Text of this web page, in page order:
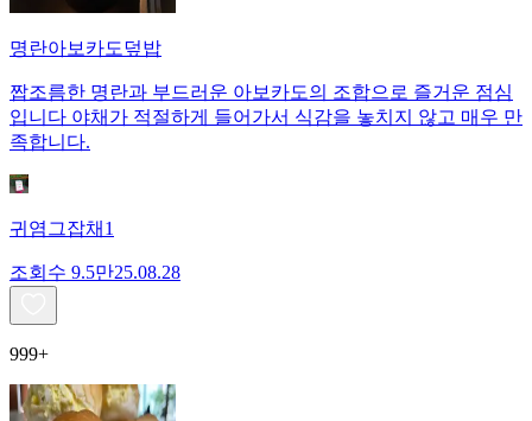
명란아보카도덮밥
짭조름한 명란과 부드러운 아보카도의 조합으로 즐거운 점심
입니다 야채가 적절하게 들어가서 식감을 놓치지 않고 매우 만
족합니다.
귀염그잡채1
조회수 9.5만25.08.28
999+